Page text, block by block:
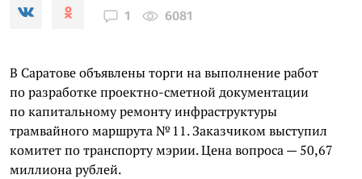
1 6081
В Саратове объявлены торги на выполнение работ
по разработке проектно-сметной документации
по капитальному ремонту инфраструктуры
трамвайного маршрута № 11. Заказчиком выступил
комитет по транспорту мэрии. Цена вопроса — 50,67
миллиона рублей.